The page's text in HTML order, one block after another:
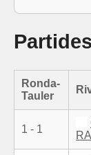
Partides
Ronda-
Tauler
1 - 1